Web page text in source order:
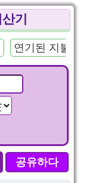
기
연기된 지불
공유하다